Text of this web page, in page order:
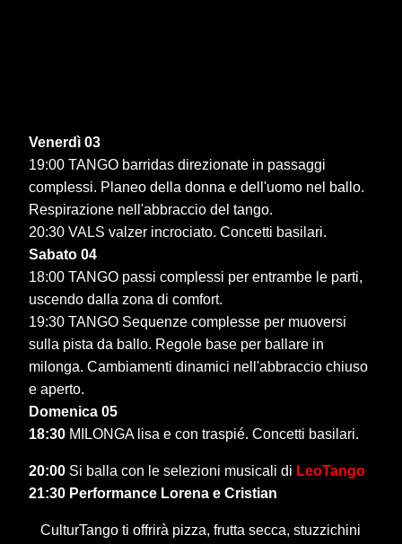
Venerdì 03
19:00 TANGO barridas direzionate in passaggi
complessi. Planeo della donna e dell'uomo nel ballo.
Respirazione nell'abbraccio del tango.
20:30 VALS valzer incrociato. Concetti basilari.
Sabato 04
18:00 TANGO passi complessi per entrambe le parti,
uscendo dalla zona di comfort.
19:30 TANGO Sequenze complesse per muoversi
sulla pista da ballo. Regole base per ballare in
milonga. Cambiamenti dinamici nell'abbraccio chiuso
e aperto.
Domenica 05
18:30 MILONGA lisa e con traspié. Concetti basilari.
20:00 Si balla con le selezioni musicali di LeoTango
21:30 Performance Lorena e Cristian
CulturTango ti offrirà pizza, frutta secca, stuzzichini